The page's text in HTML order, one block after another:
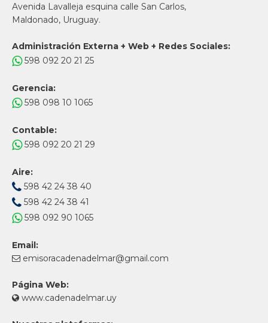
Avenida Lavalleja esquina calle San Carlos,
Maldonado, Uruguay.
Administración Externa + Web + Redes Sociales:
598 092 20 21 25
Gerencia:
598 098 10 1065
Contable:
598 092 20 21 29
Aire:
598 42 24 38 40
598 42 24 38 41
598 092 90 1065
Email:
emisoracadenadelmar@gmail.com
Página Web:
www.cadenadelmar.uy